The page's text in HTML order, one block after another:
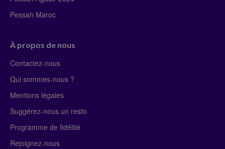
Pessah Maroc
À propos de nous
Contactez-nous
Qui sommes-nous ?
Mentions légales
Suggérez-nous un resto
Programme de fidélité
Rejoignez-nous